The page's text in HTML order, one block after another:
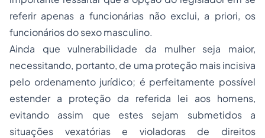
referir apenas a funcionárias não exclui, a priori, os
funcionários do sexo masculino.
Ainda que vulnerabilidade da mulher seja maior,
necessitando, portanto, de uma proteção mais incisiva
pelo ordenamento jurídico; é perfeitamente possível
estender a proteção da referida lei aos homens,
evitando assim que estes sejam submetidos a
situações vexatórias e violadoras de direitos